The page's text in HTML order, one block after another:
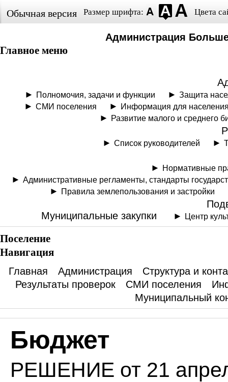
Обычная версия Размер шрифта: Цвета
Администрация
Главное меню
Полномочия, задачи и функции
Защита
СМИ поселения
Информация для
Развитие малого и среднего
Список руководителей
Нормативные
Административные регламенты, стандарты
Правила землепользования и застройки
Муниципальные закупки Центр
Поселение
Навигация
Главная Администрация
Структура и
Результаты проверок
СМИ поселения
Муниципальный
Бюджет
РЕШЕНИЕ от 21